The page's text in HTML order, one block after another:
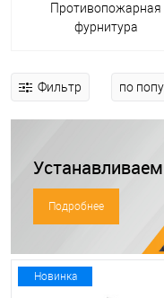
Противопожарная
фурнитура
Фильтр
Подробнее
Новинка